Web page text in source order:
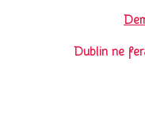
Dublin ne